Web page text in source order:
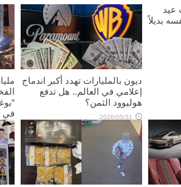
عيد
نفسه بديلاً
ديون بالمليارات تهدد أكبر اندماج
إعلامي في العالم.. هل تدفع
هوليوود الثمن؟
2026/05/31
في